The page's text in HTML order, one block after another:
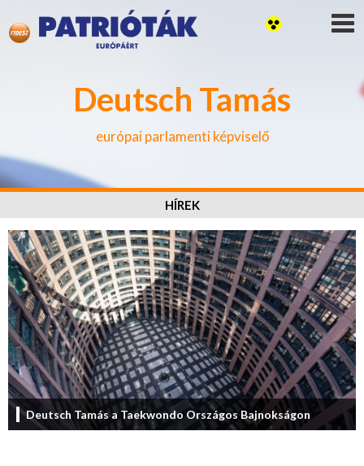
Deutsch Tamás
európai parlamenti képviselő
HÍREK
Deutsch Tamás a Taekwondo Országos Bajnokságon